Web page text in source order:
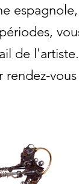
de l'artiste.
rendez-